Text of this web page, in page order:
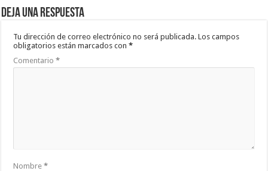
Deja una respuesta
Tu dirección de correo electrónico no será publicada. Los campos
obligatorios están marcados con*
Comentario*
Nombre*